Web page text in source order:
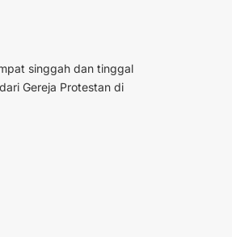
singgah dan tinggal
Gereja Protestan di